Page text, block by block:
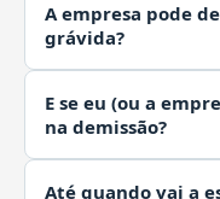
A empresa pode
grávida?
estabilidade. A
E se eu (ou a
na demissão?
Até quando vai a